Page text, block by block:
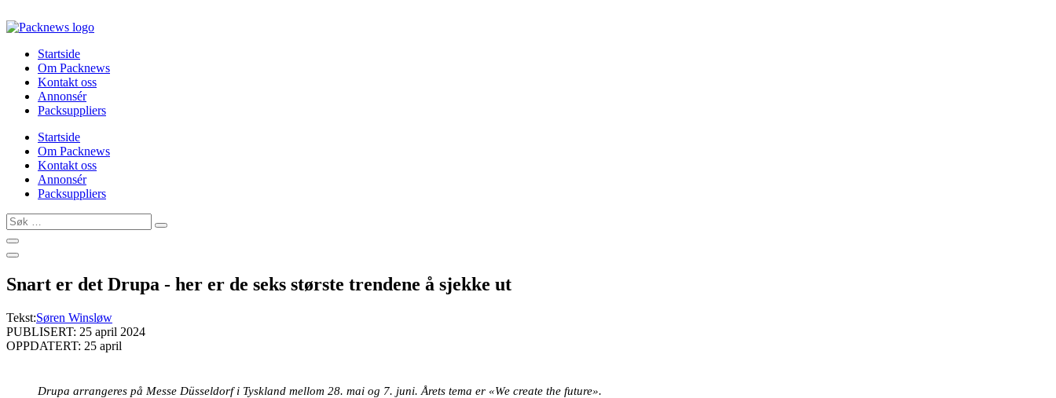
to
Startside
Om Packnews
Kontakt oss
Annonsér
Packsuppliers
Startside
Om Packnews
Kontakt oss
Annonsér
Packsuppliers
Søk
…
Snart er det Drupa - her er de seks største trendene å sjekke ut
Tekst:Søren Winsløw
PUBLISERT: 25 april 2024
OPPDATERT: 25 april
Drupa arrangeres på Messe Düsseldorf i Tyskland mellom 28. mai og 7. juni. Årets tema er «We create the future».